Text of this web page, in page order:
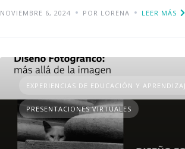
NOVIEMBRE 6, 2024 POR LORENA LEER MÁS
EXPERIENCIAS DE EDUCACIÓN Y
PRESENTACIONES VIRTUALES